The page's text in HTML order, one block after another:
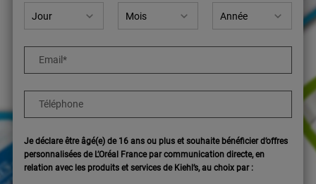
Email*
Téléphone
Je déclare être âgé(e) de 16 ans ou plus et souhaite bénéficier d’offres
personnalisées de L’Oréal France par communication directe, en
relation avec les produits et services de Kiehl’s, au choix par :